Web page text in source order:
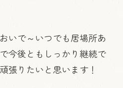
いで～いつでも居場所あ
今後ともしっかり継続で
張りたいと思います！